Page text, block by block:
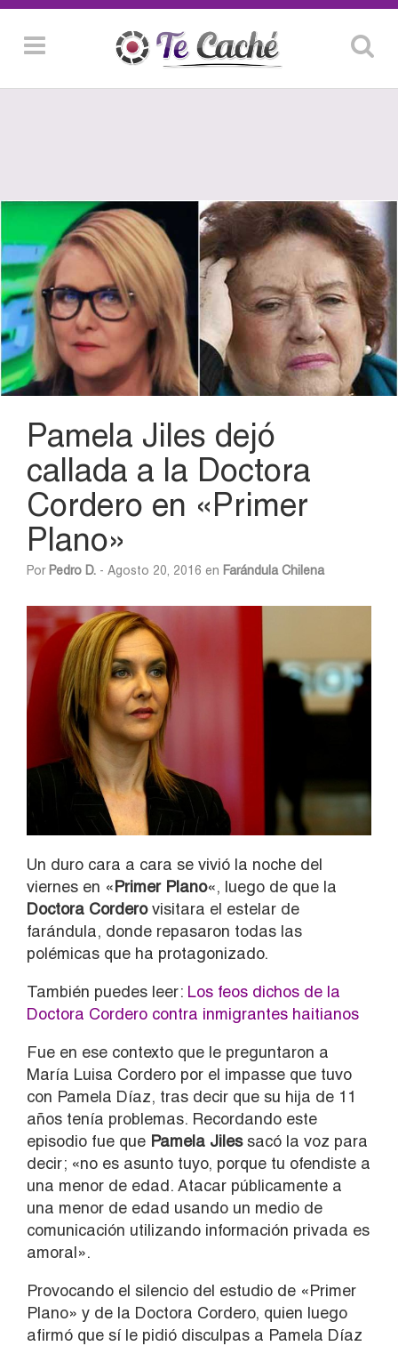
Pamela Jiles dejó
callada a la Doctora
Cordero en «Primer
Plano»
Por Pedro D. - Agosto 20, 2016 en Farándula Chilena
Un duro cara a cara se vivió la noche del
viernes en «Primer Plano«, luego de que la
Doctora Corderovisitara el estelar de
farándula, donde repasaron todas las
polémicas que ha protagonizado.
También puedes leer: Los feos dichos de la
Doctora Cordero contra inmigrantes haitianos
Fue en ese contexto que le preguntaron a
María Luisa Cordero por el impasse que tuvo
con Pamela Díaz, tras decir que su hija de 11
años tenía problemas. Recordando este
episodio fue que Pamela Jilessacó la voz para
decir; «no es asunto tuyo, porque tu ofendiste a
una menor de edad. Atacar públicamente a
una menor de edad usando un medio de
comunicación utilizando información privada es
amoral».
Provocando el silencio del estudio de «Primer
Plano» y de la Doctora Cordero, quien luego
afirmó que sí le pidió disculpas a Pamela Díaz